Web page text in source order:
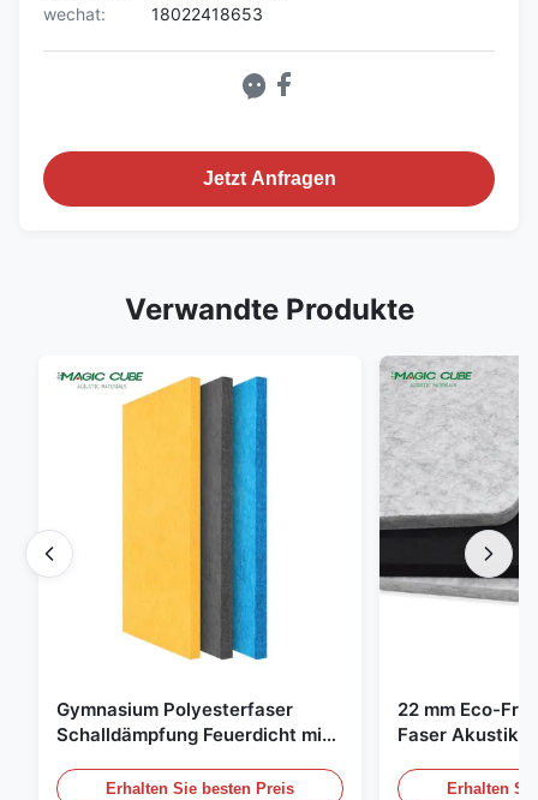
wechat:
18022418653
Jetzt Anfragen
Verwandte Produkte
Gymnasium Polyesterfaser
Schalldämpfung Feuerdicht mit
Erhalten Sie besten Preis
22 mm Eco-
Faser Akustik-
Erhalten